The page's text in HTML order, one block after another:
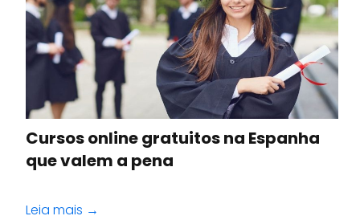
Cursos online gratuitos na Espanha
que valem a pena
Leia mais →